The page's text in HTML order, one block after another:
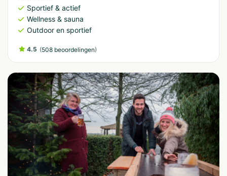
Sportief & actief
Wellness & sauna
Outdoor en sportief
4.5 (508 beoordelingen)